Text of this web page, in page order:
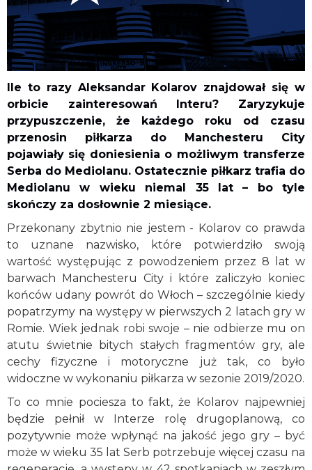
Ile to razy Aleksandar Kolarov znajdował się w
orbicie zainteresowań Interu? Zaryzykuje
przypuszczenie, że każdego roku od czasu
przenosin piłkarza do Manchesteru City
pojawiały się doniesienia o możliwym transferze
Serba do Mediolanu. Ostatecznie piłkarz trafia do
Mediolanu w wieku niemal 35 lat – bo tyle
skończy za dosłownie 2 miesiące.
Przekonany zbytnio nie jestem - Kolarov co prawda
to uznane nazwisko, które potwierdziło swoją
wartość występując z powodzeniem przez 8 lat w
barwach Manchesteru City i które zaliczyło koniec
końców udany powrót do Włoch – szczególnie kiedy
popatrzymy na występy w pierwszych 2 latach gry w
Romie. Wiek jednak robi swoje – nie odbierze mu on
atutu świetnie bitych stałych fragmentów gry, ale
cechy fizyczne i motoryczne już tak, co było
widoczne w wykonaniu piłkarza w sezonie 2019/2020.
To co mnie pociesza to fakt, że Kolarov najpewniej
będzie pełnił w Interze rolę drugoplanową, co
pozytywnie może wpłynąć na jakość jego gry – być
może w wieku 35 lat Serb potrzebuje więcej czasu na